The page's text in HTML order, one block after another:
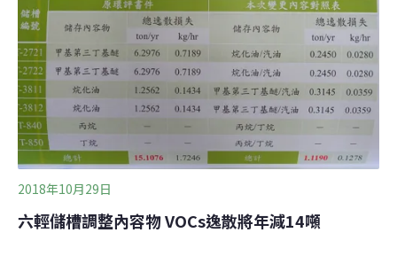
污擴散不易。氣象局表示，這是這幾年的趨勢，這個冬季
預估將是氣溫偏高，高壓南下影響程度減弱而不利本土污
染物擴散的狀況，不過若再加上降雨狀況正常，比起前2
年少雨的狀況，空污程度應較為緩解。紅害減半達標 低風
速擴散不佳 桃
2018年10月29日
六輕儲槽調整內容物 VOCs逸散將年減14噸